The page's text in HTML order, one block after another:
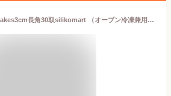
シリコン型 Mini Cakes3cm長角30取silikomart （オーブン冷凍兼用）sf181